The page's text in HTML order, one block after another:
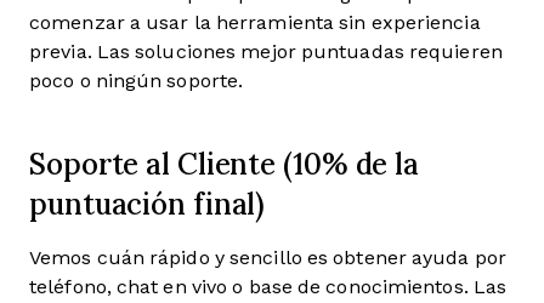
comenzar a usar la herramienta sin experiencia
previa. Las soluciones mejor puntuadas requieren
poco o ningún soporte.
Soporte al Cliente (10% de la
puntuación final)
Vemos cuán rápido y sencillo es obtener ayuda por
teléfono, chat en vivo o base de conocimientos. Las